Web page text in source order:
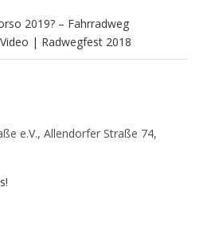
2019? – Fahrradweg
Video | Radwegfest 2018
e.V., Allendorfer Straße 74,